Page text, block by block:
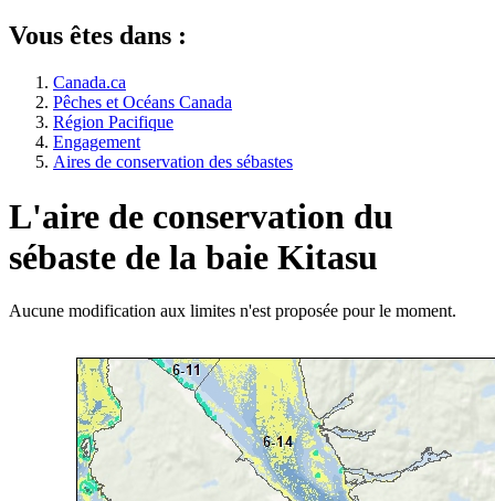
Vous êtes dans :
Canada.ca
Pêches et Océans Canada
Région Pacifique
Engagement
Aires de conservation des sébastes
L'aire de conservation du
sébaste de la baie Kitasu
Aucune modification aux limites n'est proposée pour le moment.